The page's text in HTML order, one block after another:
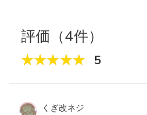
評価（4件）
5
くぎ改ネジ